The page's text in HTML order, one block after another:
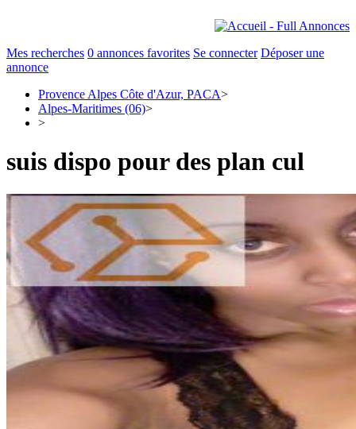
Mes recherches 0 annonces favorites Se connecter Déposer une
annonce
Provence Alpes Côte d'Azur, PACA>
Alpes-Maritimes (06)>
>
suis dispo pour des plan cul